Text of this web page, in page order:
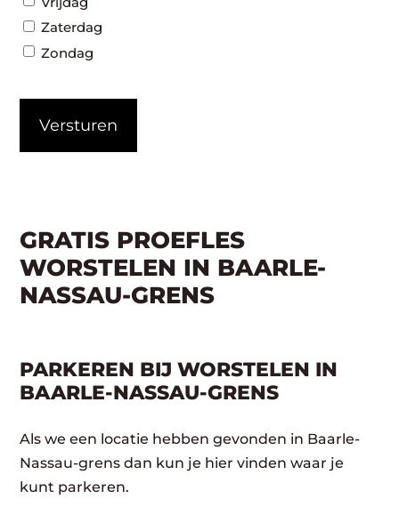
Zaterdag
Zondag
GRATIS PROEFLES
WORSTELEN IN BAARLE-
NASSAU-GRENS
PARKEREN BIJ WORSTELEN IN
BAARLE-NASSAU-GRENS
Als we een locatie hebben gevonden in Baarle-
Nassau-grens dan kun je hier vinden waar je
kunt parkeren.